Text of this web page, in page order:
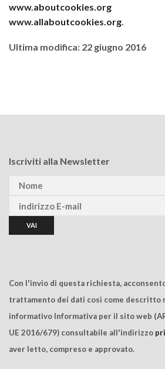
www.aboutcookies.org
www.allaboutcookies.org
Ultima modifica: 22 giugno 2016
Iscriviti alla Newsletter
Con l'invio di questa richiesta,
trattamento dei dati così come descritto
informativo Informativa per il sito web
UE 2016/679) consultabile all'indirizzo
aver letto, compreso e approvato.